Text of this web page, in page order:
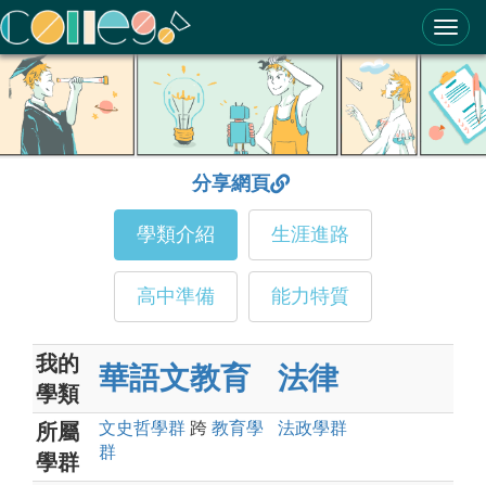
ColleGo! 大學選才與高中育才輔助系統
分享網頁
學類介紹 生涯進路
高中準備 能力特質
我的
學類
華語文教育 法律
所屬
學群
文史哲學群 跨 教育學
群
法政學群